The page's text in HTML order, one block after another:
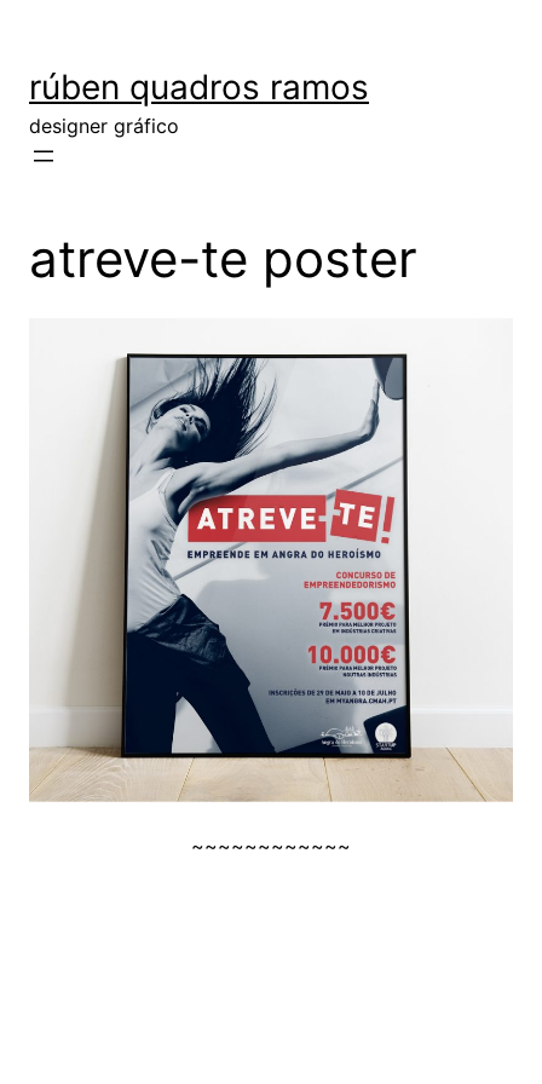
rúben quadros ramos
designer gráfico
atreve-te poster
~~~~~~~~~~~~